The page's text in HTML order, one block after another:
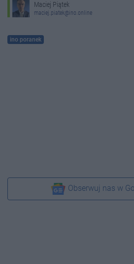
Maciej Piątek
maciej.piatek@ino.online
ino poranek
Obserwuj nas w